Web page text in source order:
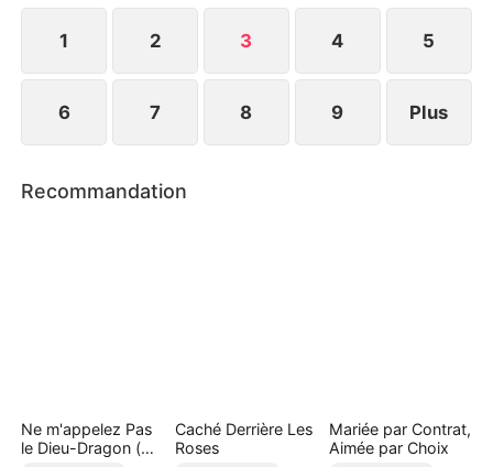
Finalement, entre protection et rédemption, il
accomplit sa mission.
1 2 3 4 5
6 7 8 9 Plus
Recommandation
Ne m'appelez Pas
le Dieu-Dragon (
Caché Derrière Les
Roses
Mariée par Contrat,
Aimée par Choix